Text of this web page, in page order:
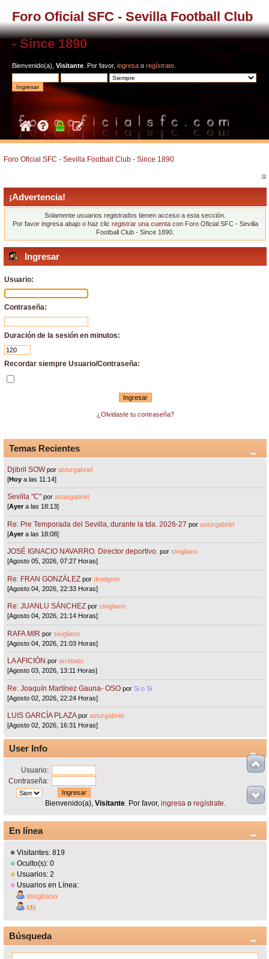
Foro Oficial SFC - Sevilla Football Club
- Since 1890
Bienvenido(a), Visitante . Por favor, ingresa o regístrate
Foro Oficial SFC - Sevilla Football Club - Since 1890
¡Advertencia!
Solamente usuarios registrados tienen acceso a esta sección.
Por favor ingresa abajo o haz clic registrar una cuentacon Foro Oficial SFC - Sevilla
Football Club - Since 1890.
Ingresar
Usuario:
Contraseña:
Duración de la sesión en minutos:
Recordar siempre Usuario/Contraseña:
¿Olvidaste tu contraseña?
Temas Recientes
Djibril SOW porasturgabriel
[Hoy a las 11:14]
Sevilla "C"porasturgabriel
[Ayera las 18:13]
Re: Pre Temporada del Sevilla, durante la tda. 2026-27 porasturgabriel
[Ayera las 18:08]
JOSÉ IGNACIO NAVARRO. Director deportivo. porsivigliano
[Agosto 05, 2026, 07:27 Horas]
Re: FRAN GONZÁLEZ pordrodgom
[Agosto 04, 2026, 22:33 Horas]
Re: JUANLU SÁNCHEZ porsivigliano
[Agosto 04, 2026, 21:14 Horas]
RAFA MIR porsivigliano
[Agosto 04, 2026, 21:03 Horas]
LA AFICIÓN porarrebato
[Agosto 03, 2026, 13:11 Horas]
Re: Joaquín Martínez Gauna- OSO porSi o Si
[Agosto 02, 2026, 22:24 Horas]
LUIS GARCÍA PLAZA porasturgabriel
[Agosto 02, 2026, 16:31 Horas]
User Info
Usuario:
Contraseña:
Bienvenido(a), Visitante. Por favor, ingresao regístrate.
En línea
Visitantes: 819
Oculto(s): 0
Usuarios: 2
Usuarios en Línea:
sivigliano
Mli
Búsqueda